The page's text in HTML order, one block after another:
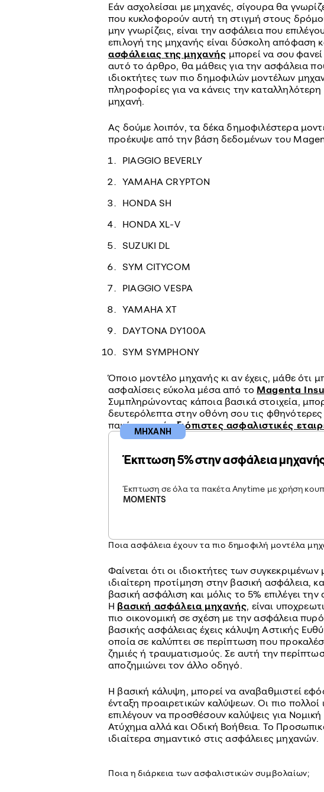
Εάν ασχολείσαι με μηχανές, σίγουρα θα
που κυκλοφορούν αυτή τη στιγμή στους
μην γνωρίζεις, είναι την ασφάλεια που
επιλογή της μηχανής είναι δύσκολη απόφαση
ασφάλειας της μηχανής μπορεί να σου
αυτό το άρθρο, θα μάθεις για την ασφάλεια
ιδιοκτήτες των πιο δημοφιλών μοντέλων
πληροφορίες για να κάνεις την καταλληλότερη
μηχανή.
Ας δούμε λοιπόν, τα δέκα δημοφιλέστερα
προέκυψε από την βάση δεδομένων του
PIAGGIO BEVERLY
YAMAHA CRYPTON
HONDA SH
HONDA XL-V
SUZUKI DL
SYM CITYCOM
PIAGGIO VESPA
YAMAHA XT
DAYTONA DY100A
SYM SYMPHONY
Όποιο μοντέλο μηχανής κι αν έχεις, μάθε ότι
ασφαλίσεις εύκολα μέσα από το Magenta
Συμπληρώνοντας κάποια βασικά στοιχεία,
δευτερόλεπτα στην οθόνη σου τις φθηνότερες
πακέτων απόαξιόπιστες ασφαλιστικές
Έκπτωση 5% στην ασφάλεια
Έκπτωση σε όλα τα πακέτα Anytime με χρήση
MOMENTS
ΜΗΧΑΝΗ
Ποια ασφάλεια έχουν τα πιο δημοφιλή μοντέλα
Φαίνεται ότι οι ιδιοκτήτες των
ιδιαίτερη προτίμηση στην βασική ασφάλεια,
βασική ασφάλιση και μόλις το 5% επιλέγει
Η βασική ασφάλεια μηχανής, είναι
πιο οικονομική σε σχέση με την ασφάλεια
βασικής ασφάλειας έχεις κάλυψη Αστικής
οποία σε καλύπτει σε περίπτωση που
ζημιές ή τραυματισμούς. Σε αυτή την
αποζημιώνει τον άλλο οδηγό.
Η βασική κάλυψη, μπορεί να αναβαθμιστεί
ένταξη προαιρετικών καλύψεων. Οι πιο πολλοί
επιλέγουν να προσθέσουν καλύψεις για
Ατύχημα αλλά και Οδική Βοήθεια. Το
ιδιαίτερα σημαντικό στις ασφάλειες μηχανών.
Ποια η διάρκεια των ασφαλιστικών συμβολαίων;